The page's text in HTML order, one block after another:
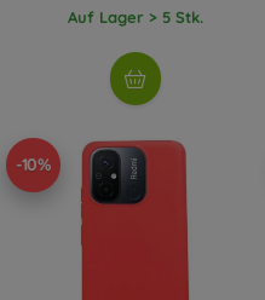
Auf Lager > 5 Stk.
-10%